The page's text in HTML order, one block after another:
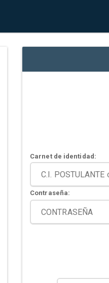
Carnet de identidad:
Contraseña: